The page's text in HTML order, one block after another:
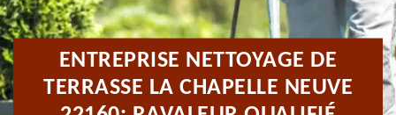
ENTREPRISE NETTOYAGE DE
TERRASSE LA CHAPELLE NEUVE